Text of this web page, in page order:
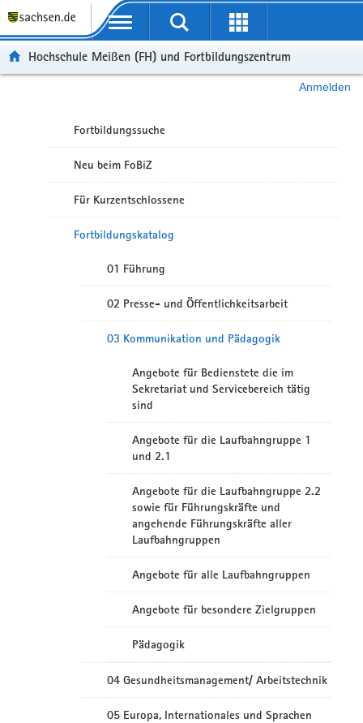
Portalübergreifende Navigation
Hochschule Meißen (FH) und Fortbildungszentrum
Anmelden
Fortbildungssuche
Neu beim FoBiZ
Für Kurzentschlossene
Fortbildungskatalog
01 Führung
02 Presse- und Öffentlichkeitsarbeit
03 Kommunikation und Pädagogik
Angebote für Bedienstete die im
Sekretariat und Servicebereich tätig
sind
Angebote für die Laufbahngruppe 1
und 2.1
Angebote für die Laufbahngruppe 2.2
sowie für Führungskräfte und
angehende Führungskräfte aller
Laufbahngruppen
Angebote für alle Laufbahngruppen
Angebote für besondere Zielgruppen
Pädagogik
04 Gesundheitsmanagement/ Arbeitstechnik
05 Europa, Internationales und Sprachen